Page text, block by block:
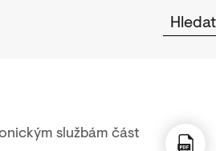
službám část